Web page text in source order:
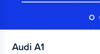
Audi A1